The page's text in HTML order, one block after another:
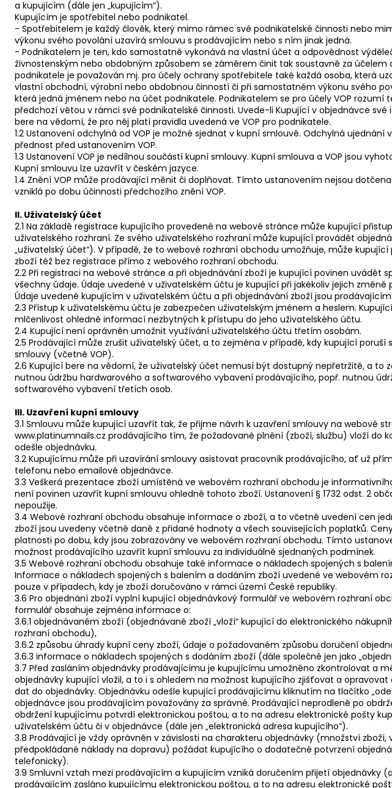
a kupujícím (dále jen „kupujícím“).
Kupujícím je spotřebitel nebo podnikatel.
- Spotřebitelem je každý člověk, který mimo rámec své podnikatelské činnosti nebo
výkonu svého povolání uzavírá smlouvu s prodávajícím nebo s ním jinak jedná.
- Podnikatelem je ten, kdo samostatně vykonává na vlastní účet a odpovědnost
živnostenským nebo obdobným způsobem se záměrem činit tak soustavně za účelem
podnikatele je považován mj. pro účely ochrany spotřebitele také každá osoba, která
vlastní obchodní, výrobní nebo obdobnou činností či při samostatném výkonu svého
která jedná jménem nebo na účet podnikatele. Podnikatelem se pro účely VOP rozumí
předchozí větou v rámci své podnikatelské činnosti. Uvede-li Kupující v objednávce své
bere na vědomí, že pro něj platí pravidla uvedená ve VOP pro podnikatele.
1.2 Ustanovení odchylná od VOP je možné sjednat v kupní smlouvě. Odchylná ujednání
přednost před ustanovením VOP.
1.3 Ustanovení VOP je nedílnou součástí kupní smlouvy. Kupní smlouva a VOP jsou
Kupní smlouvu lze uzavřít v českém jazyce.
1.4 Znění VOP může prodávající měnit či doplňovat. Tímto ustanovením nejsou
vzniklá po dobu účinnosti předchozího znění VOP.
II. Uživatelský účet
2.1 Na základě registrace kupujícího provedené na webové stránce může kupující
uživatelského rozhraní. Ze svého uživatelského rozhraní může kupující provádět
„uživatelský účet“). V případě, že to webové rozhraní obchodu umožňuje, může
zboží též bez registrace přímo z webového rozhraní obchodu.
2.2 Při registraci na webové stránce a při objednávání zboží je kupující povinen uvádět
všechny údaje. Údaje uvedené v uživatelském účtu je kupující při jakékoliv jejich změně
Údaje uvedené kupujícím v uživatelském účtu a při objednávání zboží jsou
2.3 Přístup k uživatelskému účtu je zabezpečen uživatelským jménem a heslem.
mlčenlivost ohledně informací nezbytných k přístupu do jeho uživatelského účtu.
2.4 Kupující není oprávněn umožnit využívání uživatelského účtu třetím osobám.
2.5 Prodávající může zrušit uživatelský účet, a to zejména v případě, kdy kupující poruší
smlouvy (včetně VOP).
2.6 Kupující bere na vědomí, že uživatelský účet nemusí být dostupný nepřetržitě, a to
nutnou údržbu hardwarového a softwarového vybavení prodávajícího, popř. nutnou
softwarového vybavení třetích osob.
III. Uzavření kupní smlouvy
3.1 Smlouvu může kupující uzavřít tak, že přijme návrh k uzavření smlouvy na webové
www.platinumnails.cz prodávajícího tím, že požadované plnění (zboží, službu) vloží do
odešle objednávku.
3.2 Kupujícímu může při uzavírání smlouvy asistovat pracovník prodávajícího, ať už
telefonu nebo emailové objednávce.
3.3 Veškerá prezentace zboží umístěná ve webovém rozhraní obchodu je
není povinen uzavřít kupní smlouvu ohledně tohoto zboží. Ustanovení § 1732 odst. 2
nepoužije.
3.4 Webové rozhraní obchodu obsahuje informace o zboží, a to včetně uvedení cen
zboží jsou uvedeny včetně daně z přidané hodnoty a všech souvisejících poplatků.
platnosti po dobu, kdy jsou zobrazovány ve webovém rozhraní obchodu. Tímto
možnost prodávajícího uzavřít kupní smlouvu za individuálně sjednaných podmínek.
3.5 Webové rozhraní obchodu obsahuje také informace o nákladech spojených s
Informace o nákladech spojených s balením a dodáním zboží uvedené ve webovém
pouze v případech, kdy je zboží doručováno v rámci území České republiky.
3.6 Pro objednání zboží vyplní kupující objednávkový formulář ve webovém rozhraní
formulář obsahuje zejména informace o:
3.6.1 objednávaném zboží (objednávané zboží „vloží“ kupující do elektronického
rozhraní obchodu),
3.6.2 způsobu úhrady kupní ceny zboží, údaje o požadovaném způsobu doručení
3.6.3 informace o nákladech spojených s dodáním zboží (dále společně jen jako
3.7 Před zasláním objednávky prodávajícímu je kupujícímu umožněno zkontrolovat a
objednávky kupující vložil, a to i s ohledem na možnost kupujícího zjišťovat a opravovat
dat do objednávky. Objednávku odešle kupující prodávajícímu kliknutím na tlačítko
objednávce jsou prodávajícím považovány za správné. Prodávající neprodleně po
obdržení kupujícímu potvrdí elektronickou poštou, a to na adresu elektronické pošty
uživatelském účtu či v objednávce (dále jen „elektronická adresa kupujícího“).
3.8 Prodávající je vždy oprávněn v závislosti na charakteru objednávky (množství zboží,
předpokládané náklady na dopravu) požádat kupujícího o dodatečné potvrzení
telefonicky).
3.9 Smluvní vztah mezi prodávajícím a kupujícím vzniká doručením přijetí objednávky
prodávajícím zasláno kupujícímu elektronickou poštou, a to na adresu elektronické